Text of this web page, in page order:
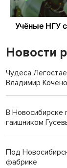
Новости
Чудеса
Владимир
В Новосибирске
гаишником
Под
фабрике